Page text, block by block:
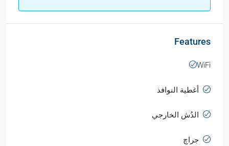
Features
WiFi
أغطية النوافذ
الدُش الخارجي
جراچ